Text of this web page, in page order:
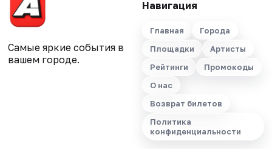
Самые яркие события в
вашем городе.
Навигация
Главная
Города
Площадки
Артисты
Рейтинги
Промокоды
О нас
Возврат билетов
Политика
конфиденциальности